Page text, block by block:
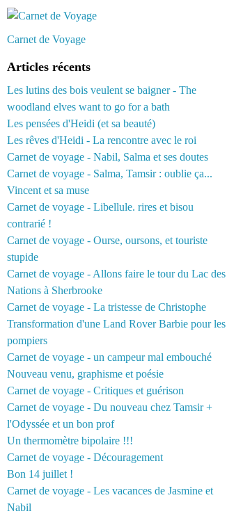
Carnet de Voyage
Articles récents
Les lutins des bois veulent se baigner - The
woodland elves want to go for a bath
Les pensées d'Heidi (et sa beauté)
Les rêves d'Heidi - La rencontre avec le roi
Carnet de voyage - Nabil, Salma et ses doutes
Carnet de voyage - Salma, Tamsir : oublie ça...
Vincent et sa muse
Carnet de voyage - Libellule. rires et bisou
contrarié !
Carnet de voyage - Ourse, oursons, et touriste
stupide
Carnet de voyage - Allons faire le tour du Lac des
Nations à Sherbrooke
Carnet de voyage - La tristesse de Christophe
Transformation d'une Land Rover Barbie pour les
pompiers
Carnet de voyage - un campeur mal embouché
Nouveau venu, graphisme et poésie
Carnet de voyage - Critiques et guérison
Carnet de voyage - Du nouveau chez Tamsir +
l'Odyssée et un bon prof
Un thermomètre bipolaire !!!
Carnet de voyage - Découragement
Bon 14 juillet !
Carnet de voyage - Les vacances de Jasmine et
Nabil